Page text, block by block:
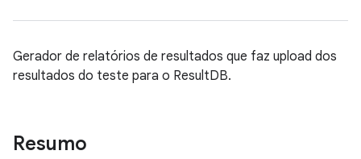
Gerador de relatórios de resultados que faz upload dos
resultados do teste para o ResultDB.
Resumo